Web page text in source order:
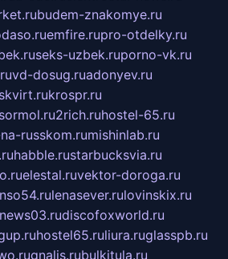
budem-znakomye.ru
emfire.rupro-otdelky.ru
seks-uzbek.ruporno-vk.ru
vd-dosug.ruadonyev.ru
krospr.ru
sormol.ru2rich.ruhostel-65.ru
russkom.rumishinlab.ru
habble.rustarbucksvia.ru
elestal.ruvektor-doroga.ru
lenasever.rulovinskix.ru
discofoxworld.ru
hostel65.ruliura.ruglasspb.ru
gnalis.rubulkitula.ru